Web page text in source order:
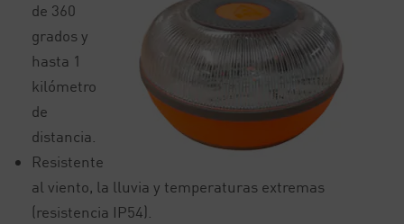
de 360
grados y
hasta 1
kilómetro
de
distancia.
Resistente
al viento, la lluvia y temperaturas extremas
(resistencia IP54).